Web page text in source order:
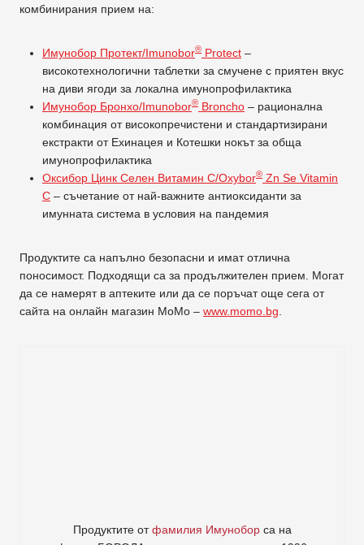
комбинирания прием на:
Имунобор Протект/Imunobor® Protect –
високотехнологични таблетки за смучене с приятен вкус
на диви ягоди за локална имунопрофилактика
Имунобор Бронхо/Imunobor® Broncho – рационална
комбинация от високопречистени и стандартизирани
екстракти от Ехинацея и Котешки нокът за обща
имунопрофилактика
Оксибор Цинк Селен Витамин C/Oxybor® Zn Se Vitamin
C – съчетание от най-важните антиоксиданти за
имунната система в условия на пандемия
Продуктите са напълно безопасни и имат отлична
поносимост. Подходящи са за продължителен прием. Могат
да се намерят в аптеките или да се поръчат още сега от
сайта на онлайн магазин МоМо – www.momo.bg
Продуктите отфамилия Имуноборса на